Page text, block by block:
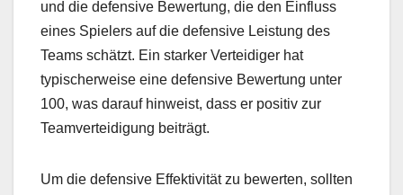
und die defensive Bewertung, die den Einfluss
eines Spielers auf die defensive Leistung des
Teams schätzt. Ein starker Verteidiger hat
typischerweise eine defensive Bewertung unter
100, was darauf hinweist, dass er positiv zur
Teamverteidigung beiträgt.
Um die defensive Effektivität zu bewerten, sollten